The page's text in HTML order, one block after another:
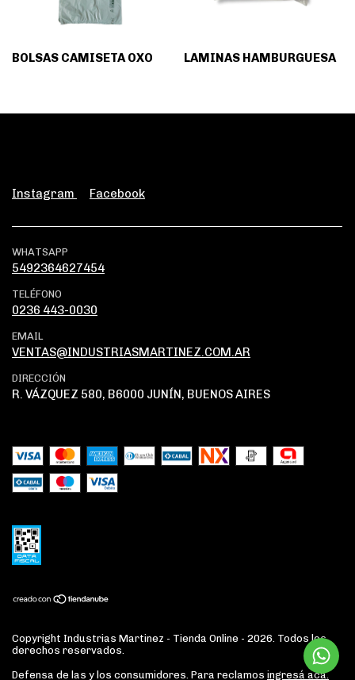
BOLSAS CAMISETA OXO LAMINAS HAMBURGUESA
Instagram Facebook
WHATSAPP
5492364627454
TELÉFONO
0236 443-0030
EMAIL
VENTAS@INDUSTRIASMARTINEZ.COM.AR
DIRECCIÓN
R. VÁZQUEZ 580, B6000 JUNÍN, BUENOS AIRES
Copyright Industrias Martinez - Tienda Online - 2026. Todos los
derechos reservados.
Defensa de las y los consumidores. Para reclamos ingresá acá.